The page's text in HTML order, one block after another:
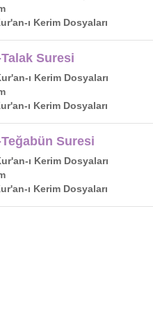
ı Kerim Dosyaları
Suresi
ı Kerim Dosyaları
ı Kerim Dosyaları
Suresi
ı Kerim Dosyaları
ı Kerim Dosyaları